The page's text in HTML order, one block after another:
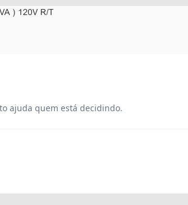
) 120V R/T
ajuda quem está decidindo.